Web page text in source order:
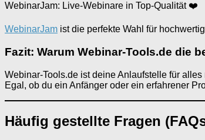
WebinarJam: Live-Webinare in Top-Qualität ❤️
WebinarJam ist die perfekte Wahl für
Fazit: Warum Webinar-Tools.de die
Webinar-Tools.de ist deine Anlaufstelle für
Egal, ob du ein Anfänger oder ein erfahrener
Häufig gestellte Fragen